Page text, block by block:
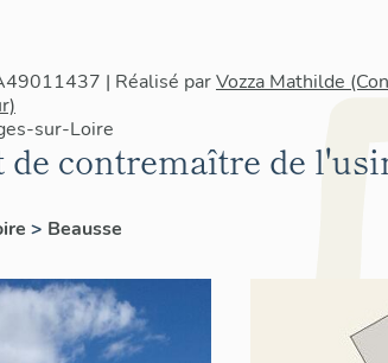
| Réalisé parVozza Mathilde
sur-Loire
contremaître de
> Beausse